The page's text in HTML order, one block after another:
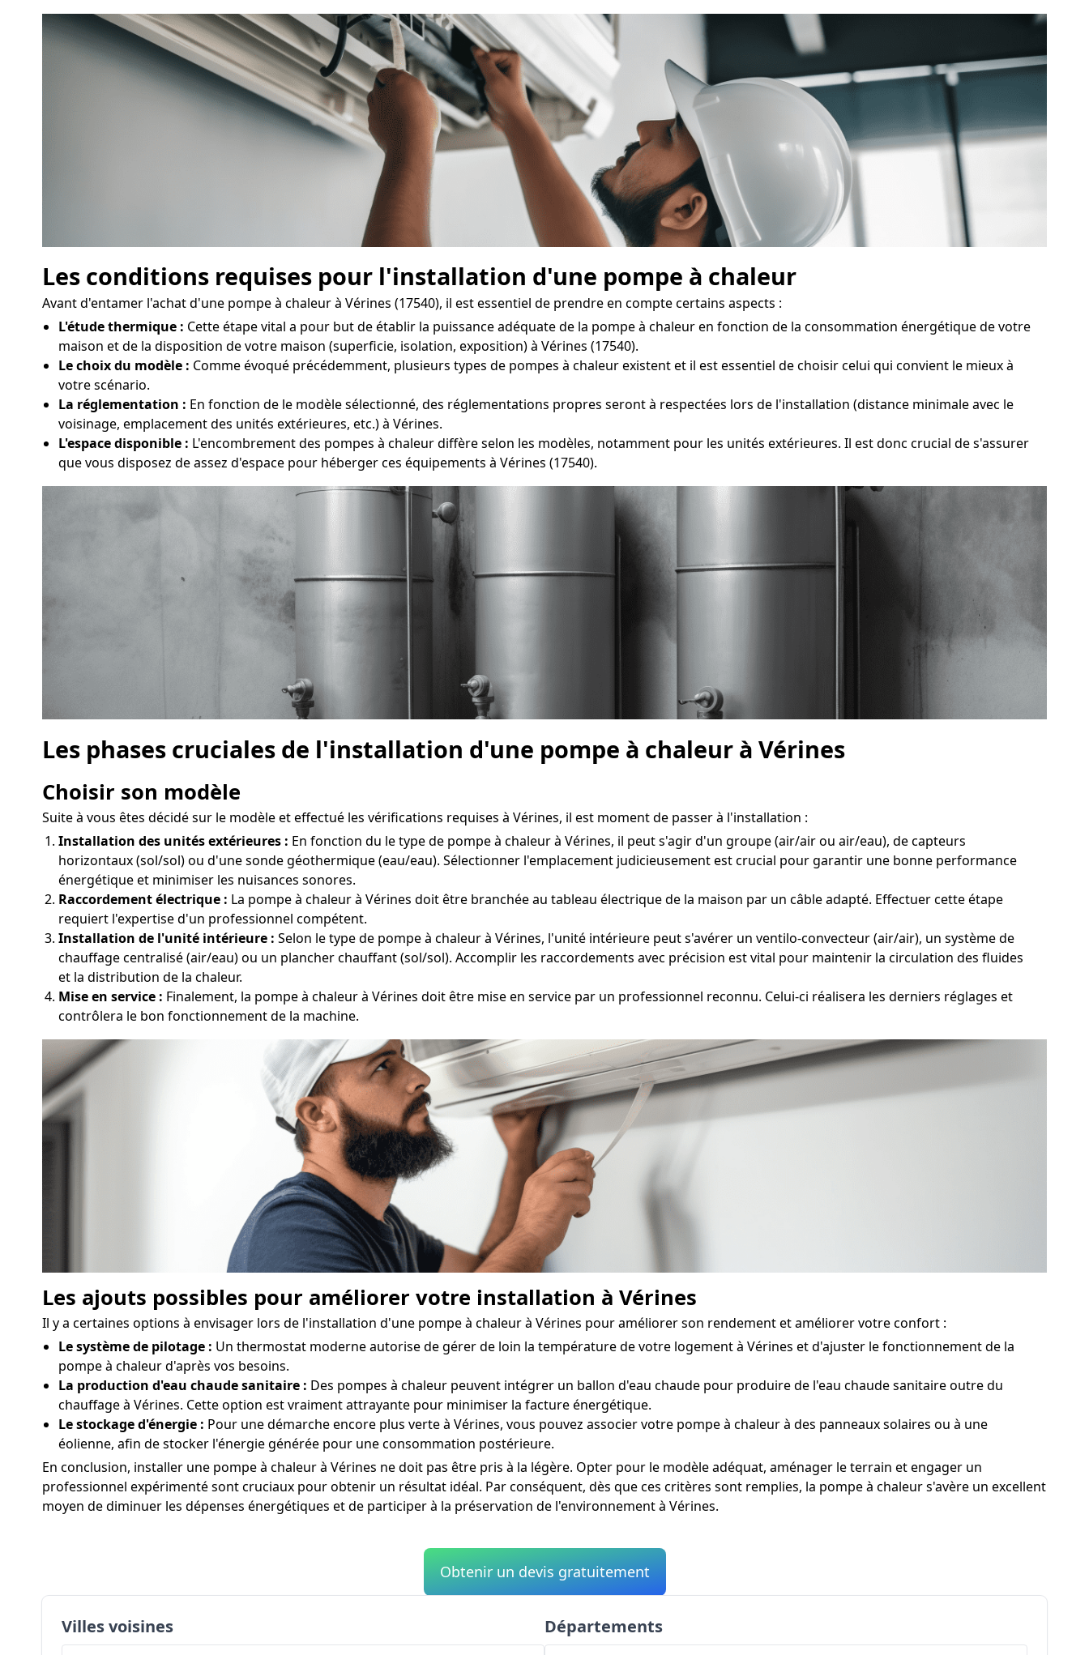
Les conditions requises pour l'installation d'une pompe à chaleur
Avant d'entamer l'achat d'une pompe à chaleur à Vérines (17540), il est essentiel de prendre en compte certains aspects :
L'étude thermique : Cette étape vital a pour but de établir la puissance adéquate de la pompe à chaleur en fonction de la consommation énergétique de votre
maison et de la disposition de votre maison (superficie, isolation, exposition) à Vérines (17540).
Le choix du modèle : Comme évoqué précédemment, plusieurs types de pompes à chaleur existent et il est essentiel de choisir celui qui convient le mieux à
votre scénario.
La réglementation : En fonction de le modèle sélectionné, des réglementations propres seront à respectées lors de l'installation (distance minimale avec le
voisinage, emplacement des unités extérieures, etc.) à Vérines.
L'espace disponible : L'encombrement des pompes à chaleur diffère selon les modèles, notamment pour les unités extérieures. Il est donc crucial de s'assurer
que vous disposez de assez d'espace pour héberger ces équipements à Vérines (17540).
Les phases cruciales de l'installation d'une pompe à chaleur à Vérines
Choisir son modèle
Suite à vous êtes décidé sur le modèle et effectué les vérifications requises à Vérines, il est moment de passer à l'installation :
Installation des unités extérieures : En fonction du le type de pompe à chaleur à Vérines, il peut s'agir d'un groupe (air/air ou air/eau), de capteurs
horizontaux (sol/sol) ou d'une sonde géothermique (eau/eau). Sélectionner l'emplacement judicieusement est crucial pour garantir une bonne performance
énergétique et minimiser les nuisances sonores.
Raccordement électrique : La pompe à chaleur à Vérines doit être branchée au tableau électrique de la maison par un câble adapté. Effectuer cette étape
requiert l'expertise d'un professionnel compétent.
Installation de l'unité intérieure : Selon le type de pompe à chaleur à Vérines, l'unité intérieure peut s'avérer un ventilo-convecteur (air/air), un système de
chauffage centralisé (air/eau) ou un plancher chauffant (sol/sol). Accomplir les raccordements avec précision est vital pour maintenir la circulation des fluides
et la distribution de la chaleur.
Mise en service : Finalement, la pompe à chaleur à Vérines doit être mise en service par un professionnel reconnu. Celui-ci réalisera les derniers réglages et
contrôlera le bon fonctionnement de la machine.
Les ajouts possibles pour améliorer votre installation à Vérines
Il y a certaines options à envisager lors de l'installation d'une pompe à chaleur à Vérines pour améliorer son rendement et améliorer votre confort :
Le système de pilotage : Un thermostat moderne autorise de gérer de loin la température de votre logement à Vérines et d'ajuster le fonctionnement de la
pompe à chaleur d'après vos besoins.
La production d'eau chaude sanitaire : Des pompes à chaleur peuvent intégrer un ballon d'eau chaude pour produire de l'eau chaude sanitaire outre du
chauffage à Vérines. Cette option est vraiment attrayante pour minimiser la facture énergétique.
Le stockage d'énergie : Pour une démarche encore plus verte à Vérines, vous pouvez associer votre pompe à chaleur à des panneaux solaires ou à une
éolienne, afin de stocker l'énergie générée pour une consommation postérieure.
En conclusion, installer une pompe à chaleur à Vérines ne doit pas être pris à la légère. Opter pour le modèle adéquat, aménager le terrain et engager un
professionnel expérimenté sont cruciaux pour obtenir un résultat idéal. Par conséquent, dès que ces critères sont remplies, la pompe à chaleur s'avère un excellent
moyen de diminuer les dépenses énergétiques et de participer à la préservation de l'environnement à Vérines.
Obtenir un devis gratuitement
Villes voisines Départements